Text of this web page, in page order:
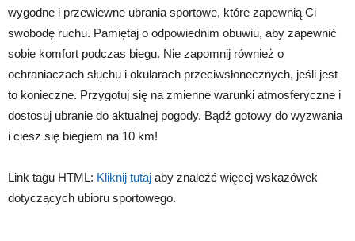
wygodne i przewiewne ubrania sportowe, które zapewnią Ci
swobodę ruchu. Pamiętaj o odpowiednim obuwiu, aby zapewnić
sobie komfort podczas biegu. Nie zapomnij również o
ochraniaczach słuchu i okularach przeciwsłonecznych, jeśli jest
to konieczne. Przygotuj się na zmienne warunki atmosferyczne i
dostosuj ubranie do aktualnej pogody. Bądź gotowy do wyzwania
i ciesz się biegiem na 10 km!
Link tagu HTML: Kliknij tutaj aby znaleźć więcej wskazówek
dotyczących ubioru sportowego.